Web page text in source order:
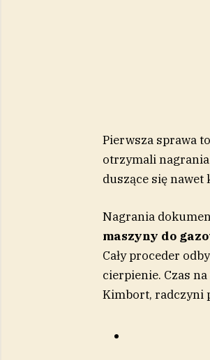
Pierwsza sprawa
otrzymali
duszące się
Nagrania
maszyny do
Cały proceder
cierpienie. Czas
Kimbort, radczyni